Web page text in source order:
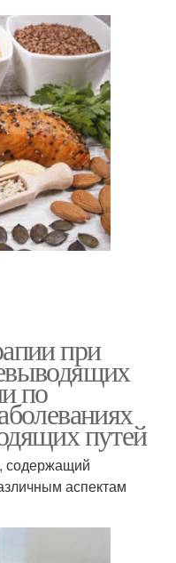
при
по
путей
содержащий
аспектам